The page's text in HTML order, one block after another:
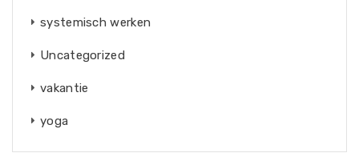
systemisch werken
Uncategorized
vakantie
yoga